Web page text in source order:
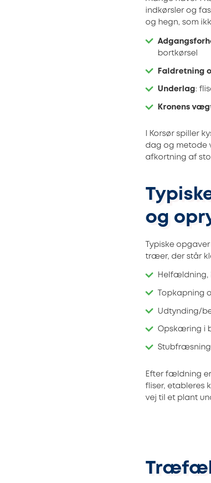
indkørsler og
og hegn, som
bortkørsel
Faldretning
Underlag:
Kronens
I Korsør spiller
dag og metode
afkortning af
og
Typiske
træer, der står
Helfældning,
Topkapning
Udtynding/
Opskæring i
Efter fældning
fliser, etableres
vej til et plant